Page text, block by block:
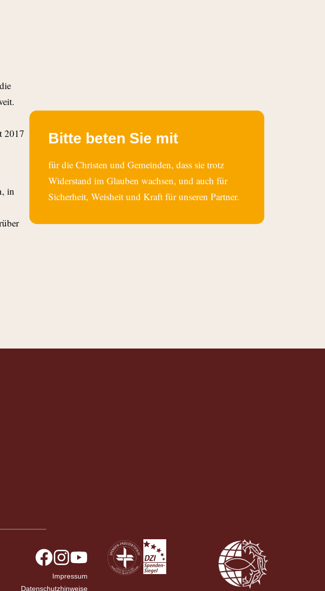
2017
in
Bitte beten Sie mit
für die Christen und Gemeinden, dass sie trotz
Widerstand im Glauben wachsen, und auch für
Sicherheit, Weisheit und Kraft für unseren Partner.
Impressum
Datenschutzhinweise